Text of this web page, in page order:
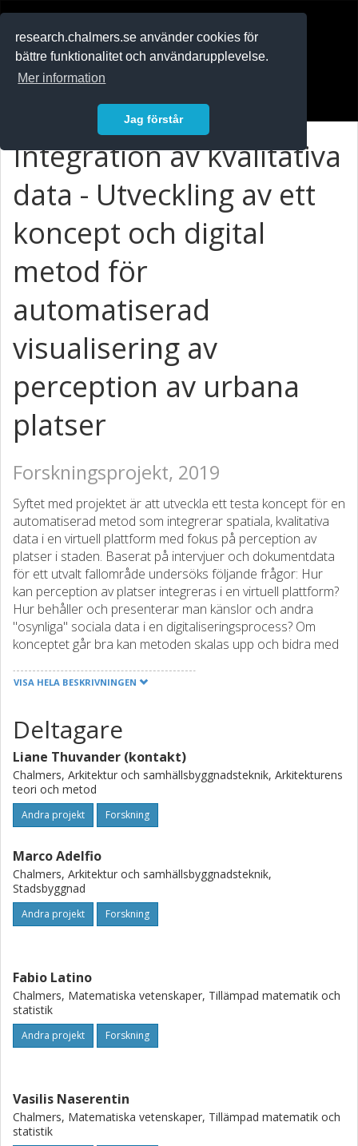
research.chalmers.se använder cookies för
bättre funktionalitet och användarupplevelse.
Mer information
Jag förstår
Integration av kvalitativa
data - Utveckling av ett
koncept och digital
metod för
automatiserad
visualisering av
perception av urbana
platser
Forskningsprojekt, 2019
Syftet med projektet är att utveckla ett testa koncept för en
automatiserad metod som integrerar spatiala, kvalitativa
data i en virtuell plattform med fokus på perception av
platser i staden. Baserat på intervjuer och dokumentdata
för ett utvalt fallområde undersöks följande frågor: Hur
kan perception av platser integreras i en virtuell plattform?
Hur behåller och presenterar man känslor och andra
"osynliga" sociala data i en digitaliseringsprocess? Om
konceptet går bra kan metoden skalas upp och bidra med
Projektet länkar till två pågående forskningsprojekt på
VISA HELA BESKRIVNINGEN
Deltagare
Liane Thuvander (kontakt)
Chalmers, Arkitektur och samhällsbyggnadsteknik, Arkitekturens
teori och metod
Andra projekt Forskning
Marco Adelfio
Chalmers, Arkitektur och samhällsbyggnadsteknik,
Stadsbyggnad
Andra projekt Forskning
Fabio Latino
Chalmers, Matematiska vetenskaper, Tillämpad matematik och
statistik
Andra projekt Forskning
Vasilis Naserentin
Chalmers, Matematiska vetenskaper, Tillämpad matematik och
statistik